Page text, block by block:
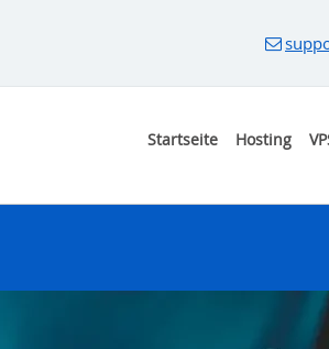
Startseite Hosting